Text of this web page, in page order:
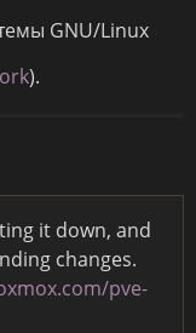
GNU/Linux
).
it down, and
changes.
pve-